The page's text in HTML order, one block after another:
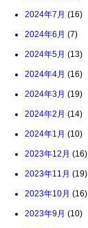
2024年7月 (16)
2024年6月 (7)
2024年5月 (13)
2024年4月 (16)
2024年3月 (19)
2024年2月 (14)
2024年1月 (10)
2023年12月 (16)
2023年11月 (19)
2023年10月 (16)
2023年9月 (10)